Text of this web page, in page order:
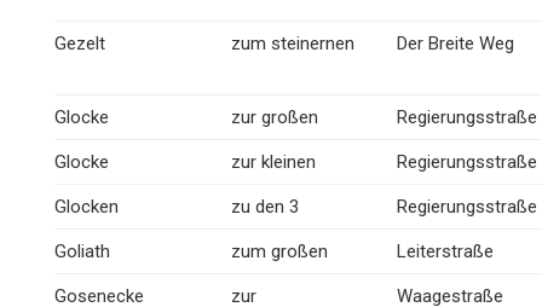
Gezelt zum steinernen Der Breite Weg
Glocke zur großen Regierungsstraße
Glocke zur kleinen Regierungsstraße
Glocken zu den 3 Regierungsstraße
Goliath zum großen Leiterstraße
Gosenecke zur Waagestraße